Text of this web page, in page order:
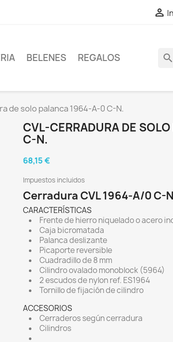

BELENES REGALOS search
de solo palanca 1964-A-0 C-N.
CVL-CERRADURA DE
C-N.
68,15 €
Impuestos incluidos
Cerradura CVL 1964-A/0 C-N
CARACTERÍSTICAS
Frente de hierro niquelado o acero
Caja bicromatada
Palanca deslizante
Picaporte reversible
Cuadradillo de 8 mm
Cilindro ovalado monoblock (5964)
2 escudos de nylon ref. ES1964
Tornillo de fijación de cilindro
ACCESORIOS
Cerraderos según cerradura
Cilindros